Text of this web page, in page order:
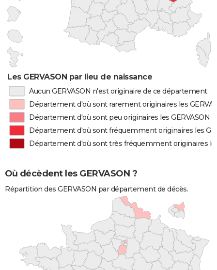
Les GERVASON par lieu de naissance
Aucun GERVASON n'est originaire de ce département
Département d'où sont rarement originaires les
Département d'où sont peu originaires les GERVASON
Département d'où sont fréquemment originaires les
Département d'où sont très fréquemment originaires
Où décèdent les GERVASON ?
Répartition des GERVASON par département de décès.